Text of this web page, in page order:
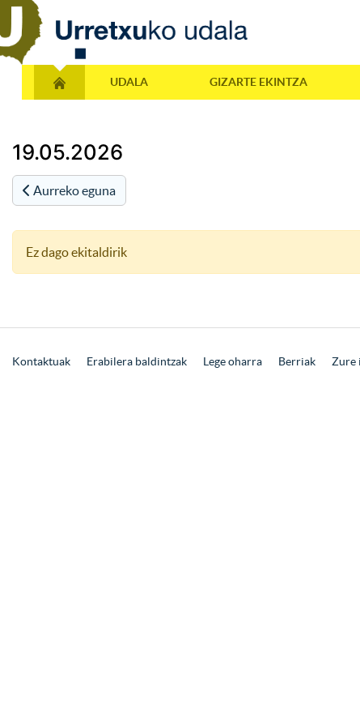
UDALA GIZARTE EKINTZA
19.05.2026
Aurreko eguna
Ez dago ekitaldirik
Kontaktuak Erabilera baldintzak Lege oharra Berriak Zure